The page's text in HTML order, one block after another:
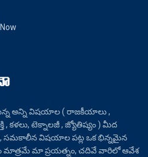
అన్ని విషయాల ( రాజకీయాలు ,
, కళలు, టెక్నాలజీ , జ్యోతిష్యం ) మీద
సమకాలీన విషయాల పట్ల ఒక భిన్నమైన
మాత్రమే మా ప్రయత్నం, చదివే వారిలో ఆవేశ